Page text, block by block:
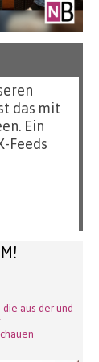
das mit
Ein
Feeds
aus der und